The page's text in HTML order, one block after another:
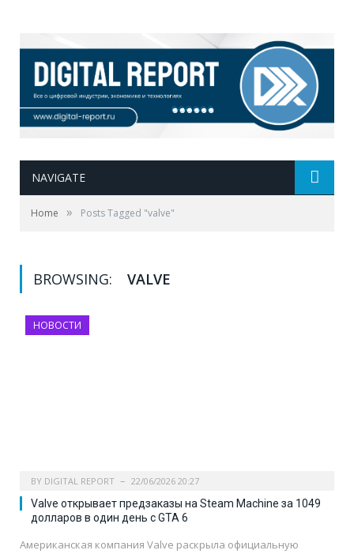
NAVIGATE
Home » Posts Tagged "valve"
BROWSING: VALVE
НОВОСТИ
BY DIGITAL REPORT 22/06/2026 20:27
Valve открывает предзаказы на Steam Machine за 1049
долларов в один день с GTA 6
Американская компания Valve раскрыла официальную